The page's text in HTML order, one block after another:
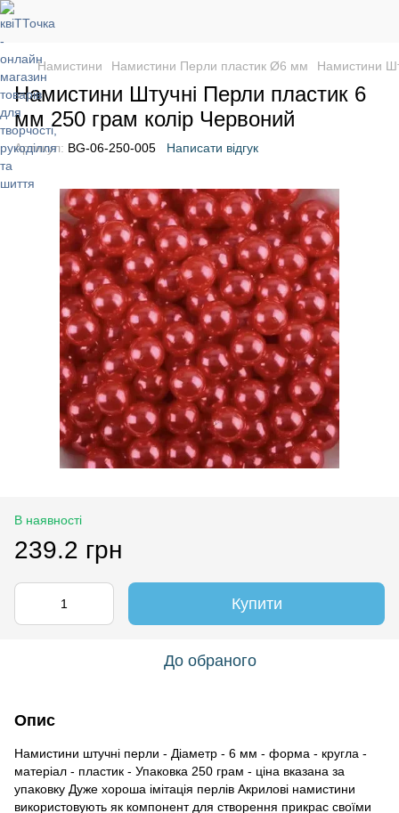
Намистини Намистини Перли пластик Ø6 мм Намистини
Намистини Штучні Перли пластик 6
мм 250 грам колір Червоний
Артикул: BG-06-250-005 Написати відгук
В наявності
239.2 грн
Купити
До обраного
Опис
Намистини штучні перли - Діаметр - 6 мм - форма - кругла -
матеріал - пластик - Упаковка 250 грам - ціна вказана за
упаковку Дуже хороша імітація перлів Акрилові намистини
використовують як компонент для створення прикрас своїми